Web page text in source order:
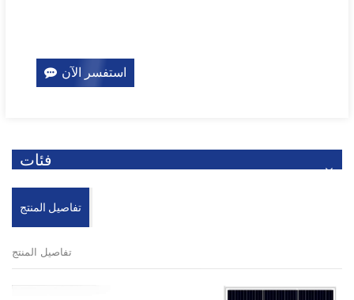
استفسر الآن
فئات
تفاصيل المنتج
تفاصيل المنتج